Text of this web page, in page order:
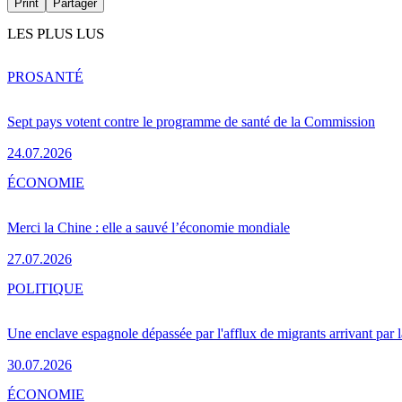
Print Partager
LES PLUS LUS
Sept pays votent contre le programme de santé de la Commission
24.07.2026
PROSANTÉ
Merci la Chine : elle a sauvé l’économie mondiale
27.07.2026
ÉCONOMIE
Une enclave espagnole dépassée par l'afflux de migrants arrivant par
30.07.2026
POLITIQUE
ÉCONOMIE